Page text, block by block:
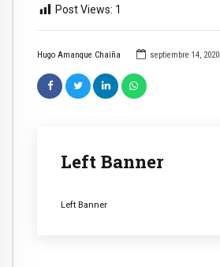
Hugo Amanque Chaiña septiembre 14, 2020
Left Banner
Left Banner
Post Views: 1